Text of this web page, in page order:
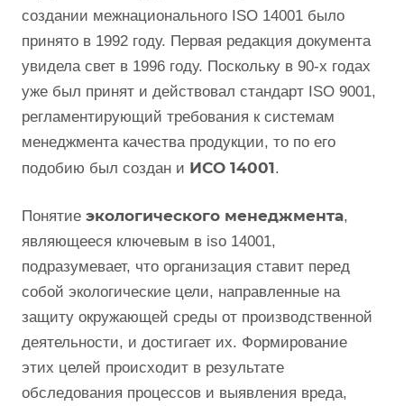
создании межнационального ISO 14001 было
принято в 1992 году. Первая редакция документа
увидела свет в 1996 году. Поскольку в 90-х годах
уже был принят и действовал стандарт ISO 9001,
регламентирующий требования к системам
менеджмента качества продукции, то по его
подобию был создан и ИСО 14001.
Понятие экологического менеджмента,
являющееся ключевым в iso 14001,
подразумевает, что организация ставит перед
собой экологические цели, направленные на
защиту окружающей среды от производственной
деятельности, и достигает их. Формирование
этих целей происходит в результате
обследования процессов и выявления вреда,